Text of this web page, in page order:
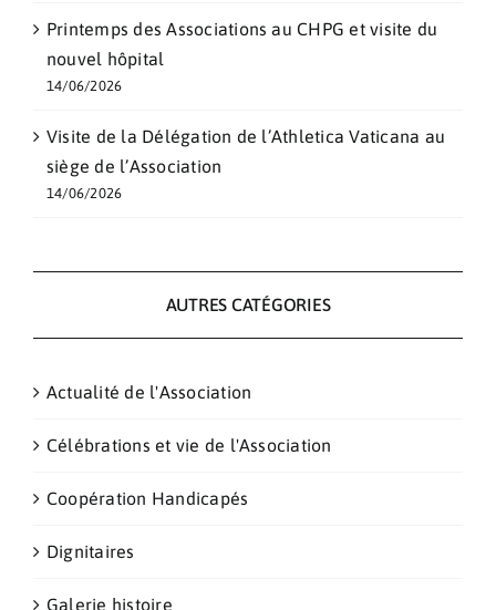
Printemps des Associations au CHPG et visite du
nouvel hôpital
14/06/2026
Visite de la Délégation de l’Athletica Vaticana au
siège de l’Association
14/06/2026
AUTRES CATÉGORIES
Actualité de l'Association
Célébrations et vie de l'Association
Coopération Handicapés
Dignitaires
Galerie histoire